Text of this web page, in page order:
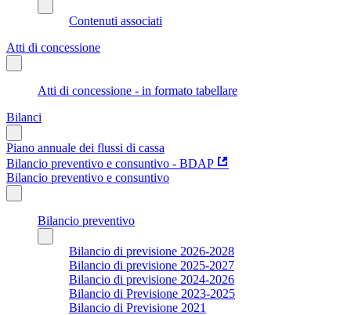
Contenuti associati
Atti di concessione
Atti di concessione - in formato tabellare
Bilanci
Piano annuale dei flussi di cassa
Bilancio preventivo e consuntivo - BDAP
Bilancio preventivo e consuntivo
Bilancio preventivo
Bilancio di previsione 2026-2028
Bilancio di previsione 2025-2027
Bilancio di previsione 2024-2026
Bilancio di Previsione 2023-2025
Bilancio di Previsione 2021